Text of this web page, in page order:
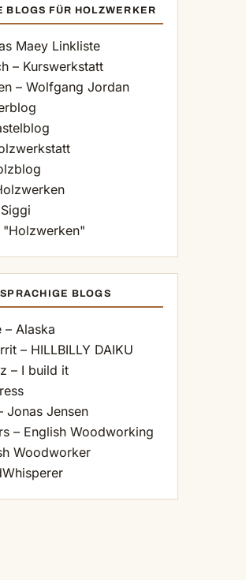
BLOGS FÜR HOLZWERKER
Maey Linkliste
– Kurswerkstatt
– Wolfgang Jordan
"Holzwerken"
BLOGS
– Alaska
– HILLBILLY DAIKU
– I build it
Jonas Jensen
– English Woodworking
Woodworker